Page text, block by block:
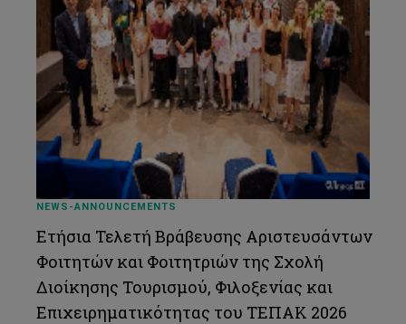
NEWS-ANNOUNCEMENTS
Ετήσια Τελετή Βράβευσης Αριστευσάντων
Φοιτητών και Φοιτητριών της Σχολή
Διοίκησης Τουρισμού, Φιλοξενίας και
Επιχειρηματικότητας του ΤΕΠΑΚ 2026